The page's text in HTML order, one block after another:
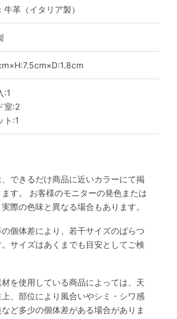
牛革（イタリア製）
:1
室:2
ト:1
できるだけ商品に近いカラーにて掲
す。 お客様のモニターの発色または
際の色味と異なる場合もあります。
個体差により、若干サイズのばらつ
サイズはあくまでも目安としてご検
を使用している商品によっては、天
、部位により風合いやシミ・シワ感
ど多少の個体差がある場合がありま